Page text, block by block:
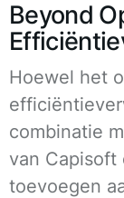
Beyond
Hoewel het
combinatie
van Capisoft
toevoegen